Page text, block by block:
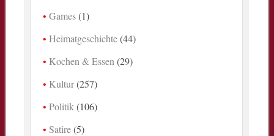
Games(1)
Heimatgeschichte(44)
Kochen & Essen (29)
Kultur(257)
Politik (106)
Satire(5)